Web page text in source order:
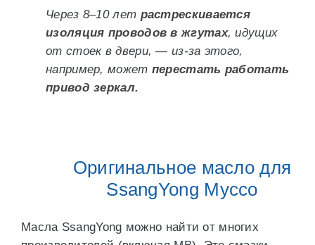
Через 8–10 лет растрескивается
изоляция проводов в жгутах, идущих
от стоек в двери, — из-за этого,
например, может перестать работать
привод зеркал.
Оригинальное масло для
SsangYong Муссо
Масла SsangYong можно найти от многих